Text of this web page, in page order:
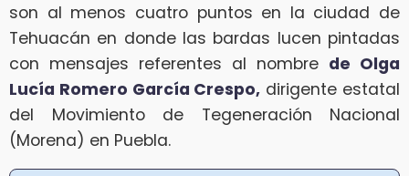
son al menos cuatro puntos en la ciudad de
Tehuacán en donde las bardas lucen pintadas
con mensajes referentes al nombre de Olga
Lucía Romero García Crespo, dirigente estatal
del Movimiento de Tegeneración Nacional
(Morena) en Puebla.